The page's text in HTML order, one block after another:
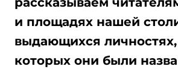
и площадях нашей
выдающихся личностях,
которых они были